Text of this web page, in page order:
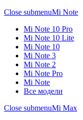
Close submenuMi Note
Mi Note 10 Pro
Mi Note 10 Lite
Mi Note 10
Mi Note 3
Mi Note 2
Mi Note Pro
Mi Note
Все модели
Close submenuMi Max